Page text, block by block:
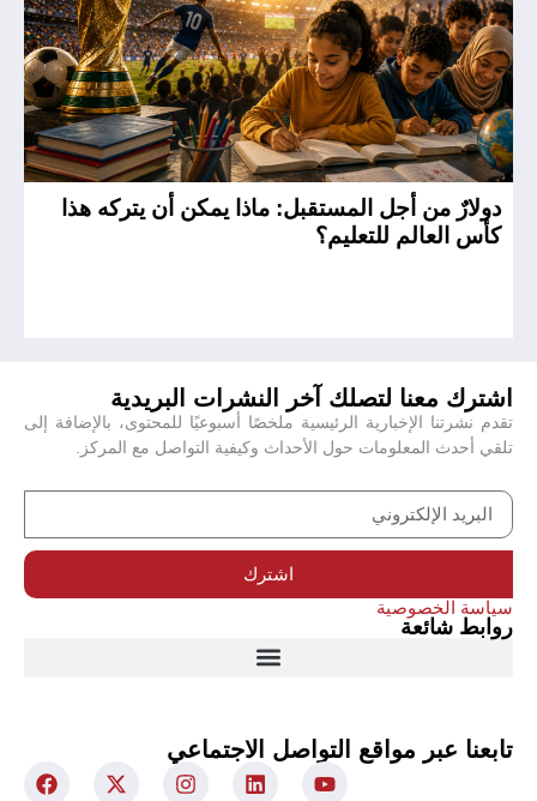
دولارٌ من أجل المستقبل: ماذا يمكن أن يتركه هذا
كأس العالم للتعليم؟
اشترك معنا لتصلك آخر النشرات البريدية
تقدم نشرتنا الإخبارية الرئيسية ملخصًا أسبوعيًا للمحتوى، بالإضافة إلى
تلقي أحدث المعلومات حول الأحداث وكيفية التواصل مع المركز.
اشترك
سياسة الخصوصية
روابط شائعة
تابعنا عبر مواقع التواصل الاجتماعي